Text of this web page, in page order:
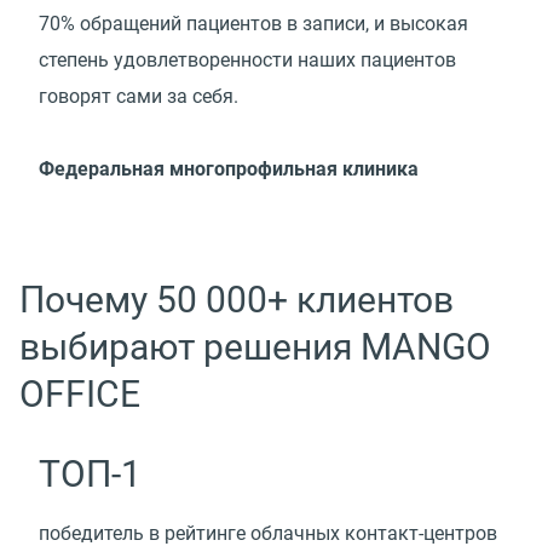
70% обращений пациентов в записи, и высокая
степень удовлетворенности наших пациентов
говорят сами за себя.
Федеральная многопрофильная клиника
Почему 50 000+ клиентов
выбирают решения MANGO
OFFICE
ТОП-1
победитель в рейтинге облачных контакт-центров